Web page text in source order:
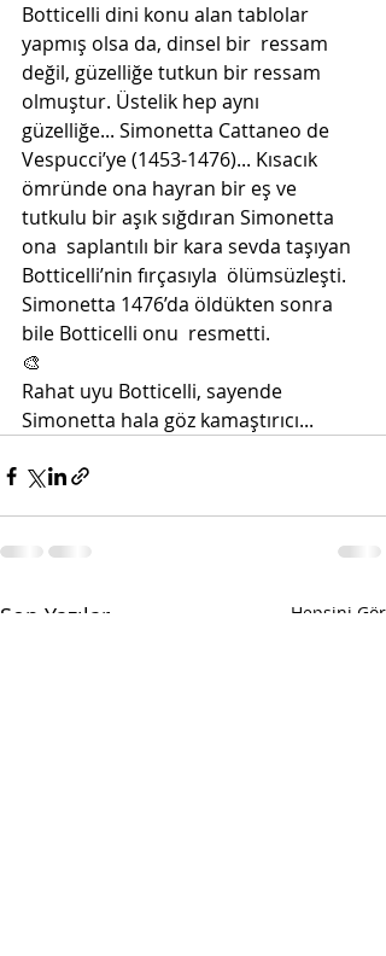
Botticelli dini konu alan tablolar
yapmış olsa da, dinsel bir  ressam
değil, güzelliğe tutkun bir ressam
olmuştur. Üstelik hep aynı
güzelliğe... Simonetta Cattaneo de
Vespucci’ye (1453-1476)... Kısacık
ömründe ona hayran bir eş ve
tutkulu bir aşık sığdıran Simonetta
ona  saplantılı bir kara sevda taşıyan
Botticelli’nin fırçasıyla  ölümsüzleşti.
Simonetta 1476’da öldükten sonra
bile Botticelli onu  resmetti.
🎨
Rahat uyu Botticelli, sayende
Simonetta hala göz kamaştırıcı...
Son Yazılar Hepsini Gör